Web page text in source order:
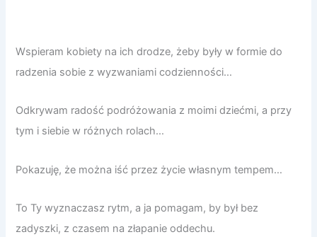
Wspieram kobiety na ich drodze, żeby były w formie do
radzenia sobie z wyzwaniami codzienności…
Odkrywam radość podróżowania z moimi dziećmi, a przy
tym i siebie w różnych rolach…
Pokazuję, że można iść przez życie własnym tempem…
To Ty wyznaczasz rytm, a ja pomagam, by był bez
zadyszki, z czasem na złapanie oddechu.